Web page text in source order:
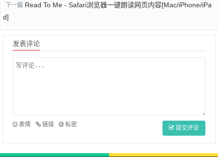
下一篇 Read To Me - Safari浏览器一键朗读网页内容[Mac/iPhone/iPa
d]
发表评论
表情 链接 私密 提交评论